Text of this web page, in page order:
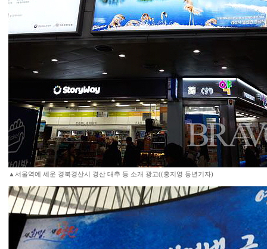
▲서울역에 세운 경북경산시 경산 대추 등 소개 광고((홍지영 동년기자)